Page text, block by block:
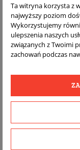
DARMOWA
Ta witryna korzysta z
najwyższy poziom
Wykorzystujemy
ulepszenia naszych
związanych z Twoimi
zachowań podczas